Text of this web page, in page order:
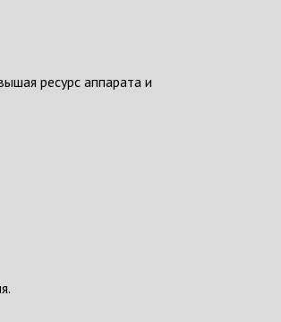
ресурс аппарата и